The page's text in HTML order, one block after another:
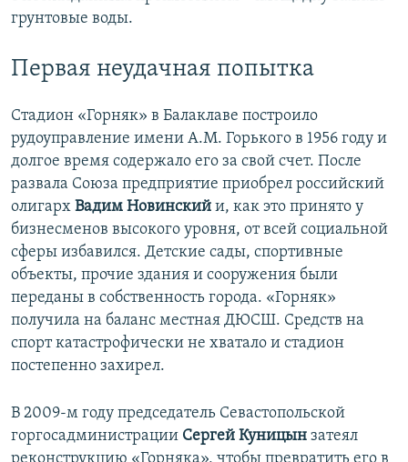
грунтовые воды.
Первая неудачная попытка
Стадион «Горняк» в Балаклаве построило
рудоуправление имени А.М. Горького в 1956 году и
долгое время содержало его за свой счет. После
развала Союза предприятие приобрел российский
олигарх Вадим Новинский и, как это принято у
бизнесменов высокого уровня, от всей социальной
сферы избавился. Детские сады, спортивные
объекты, прочие здания и сооружения были
переданы в собственность города. «Горняк»
получила на баланс местная ДЮСШ. Средств на
спорт катастрофически не хватало и стадион
постепенно захирел.
В 2009-м году председатель Севастопольской
горгосадминистрации Сергей Куницын затеял
реконструкцию «Горняка», чтобы превратить его в